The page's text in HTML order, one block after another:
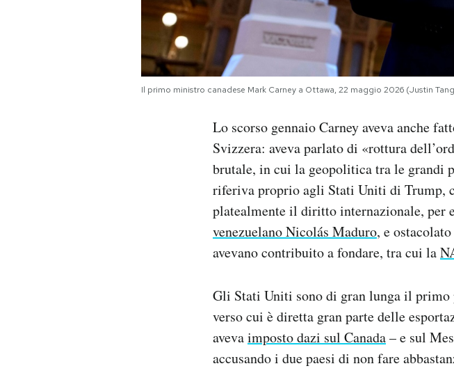
Il primo ministro canadese Mark Carney a Ottawa, 22 maggio 2026 (Justin
Lo scorso gennaio Carney aveva anche
Svizzera: aveva parlato di «rottura
brutale, in cui la geopolitica tra le grandi
riferiva proprio agli Stati Uniti di Trump,
platealmente il diritto internazionale, per
venezuelano Nicolás Maduro, e
avevano contribuito a fondare, tra cui la
Gli Stati Uniti sono di gran lunga il primo
verso cui è diretta gran parte delle
avevaimposto dazi sul Canada– e sul
accusando i due paesi di non fare